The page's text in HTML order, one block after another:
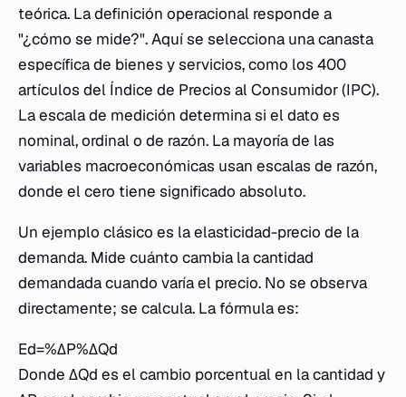
teórica. La definición operacional responde a
"¿cómo se mide?". Aquí se selecciona una canasta
específica de bienes y servicios, como los 400
artículos del Índice de Precios al Consumidor (IPC).
La escala de medición determina si el dato es
nominal, ordinal o de razón. La mayoría de las
variables macroeconómicas usan escalas de razón,
donde el cero tiene significado absoluto.
Un ejemplo clásico es la elasticidad-precio de la
demanda. Mide cuánto cambia la cantidad
demandada cuando varía el precio. No se observa
directamente; se calcula. La fórmula es:
Ed​=%ΔP%ΔQd​​
Donde ΔQd​ es el cambio porcentual en la cantidad y